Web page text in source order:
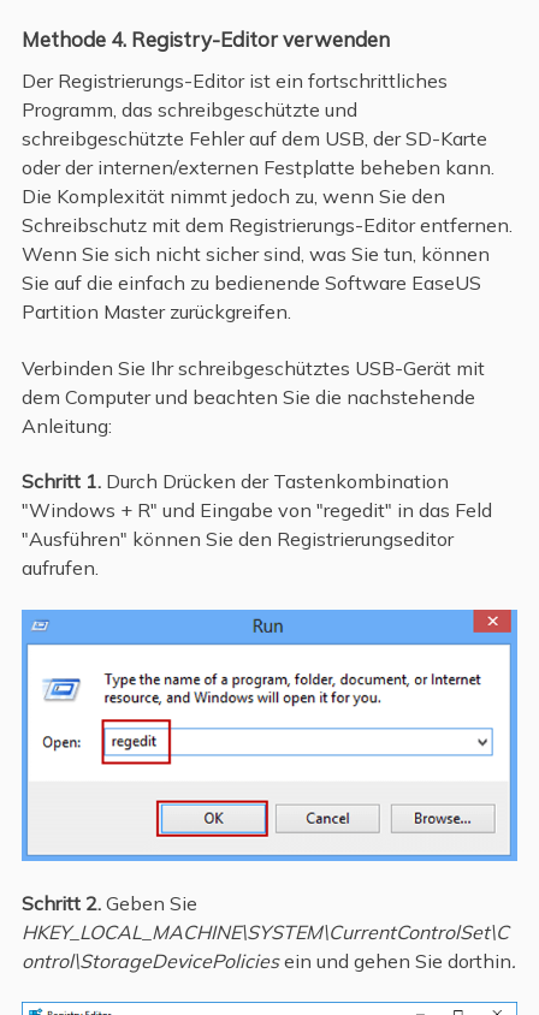
Methode 4. Registry-Editor verwenden
Der Registrierungs-Editor ist ein fortschrittliches
Programm, das schreibgeschützte und
schreibgeschützte Fehler auf dem USB, der SD-Karte
oder der internen/externen Festplatte beheben kann.
Die Komplexität nimmt jedoch zu, wenn Sie den
Schreibschutz mit dem Registrierungs-Editor entfernen.
Wenn Sie sich nicht sicher sind, was Sie tun, können
Sie auf die einfach zu bedienende Software EaseUS
Partition Master zurückgreifen.
Verbinden Sie Ihr schreibgeschütztes USB-Gerät mit
dem Computer und beachten Sie die nachstehende
Anleitung:
Schritt 1.Durch Drücken der Tastenkombination
"Windows + R" und Eingabe von "regedit" in das Feld
"Ausführen" können Sie den Registrierungseditor
aufrufen.
Schritt 2.Geben Sie
HKEY_LOCAL_MACHINE\SYSTEM\CurrentControlSet\C
ontrol\StorageDevicePoliciesein und gehen Sie dorthin.